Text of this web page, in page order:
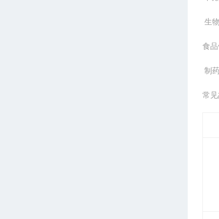
生
食
制
常